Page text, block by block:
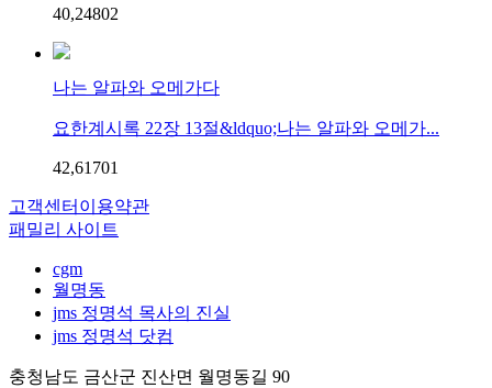
40,24802
나는 알파와 오메가다
요한계시록 22장 13절&ldquo;나는 알파와 오메가...
42,61701
고객센터 이용약관
패밀리 사이트
cgm
월명동
jms 정명석 목사의 진실
jms 정명석 닷컴
충청남도 금산군 진산면 월명동길 90